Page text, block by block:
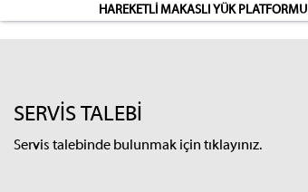
HAREKETLİ MAKASLI YÜK PLATFORMU
SERVİS TALEBİ
Servis talebinde bulunmak için tıklayınız.